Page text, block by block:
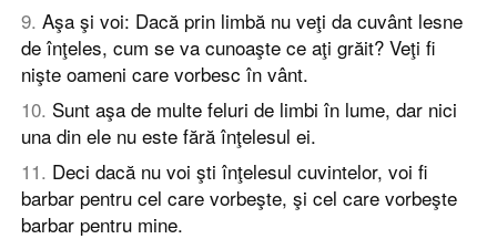
9. Aşa şi voi: Dacă prin limbă nu veţi da cuvânt lesne
de înţeles, cum se va cunoaşte ce aţi grăit? Veţi fi
nişte oameni care vorbesc în vânt.
10. Sunt aşa de multe feluri de limbi în lume, dar nici
una din ele nu este fără înţelesul ei.
11. Deci dacă nu voi şti înţelesul cuvintelor, voi fi
barbar pentru cel care vorbeşte, şi cel care vorbeşte
barbar pentru mine.